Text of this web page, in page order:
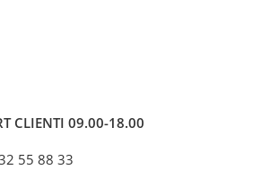
CLIENTI 09.00-18.00
55 88 33